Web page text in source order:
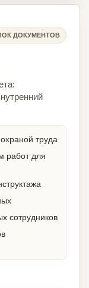
ДОКУМЕНТОВ
труда
работ для
сотрудников